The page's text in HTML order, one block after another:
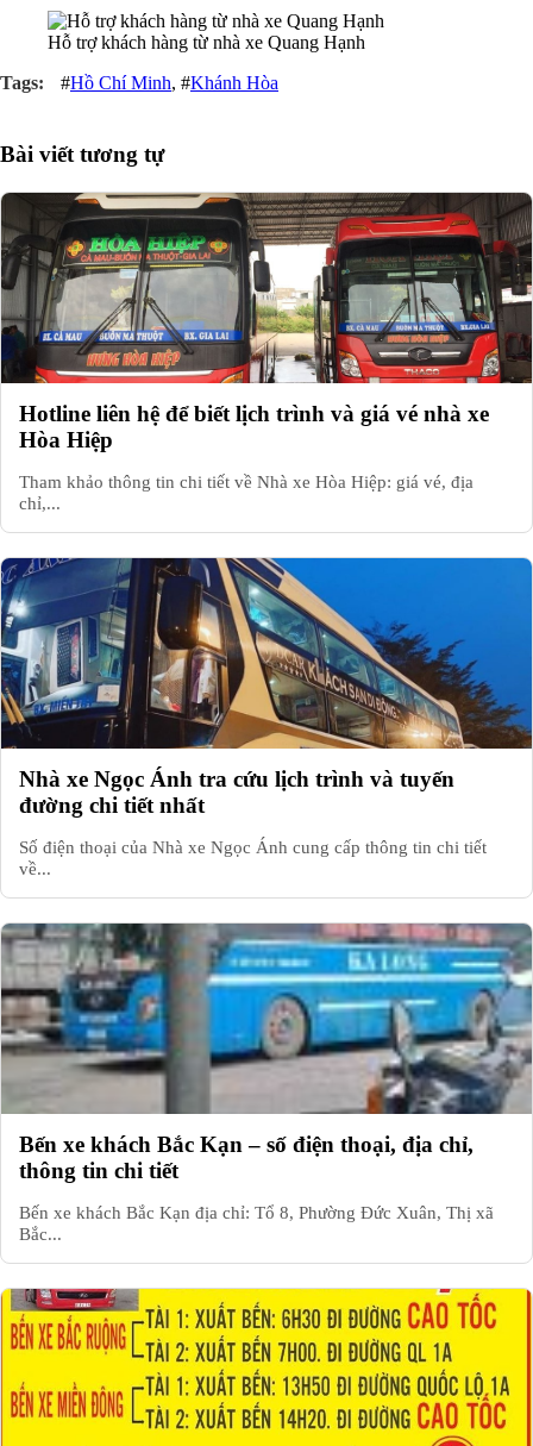
Hỗ trợ khách hàng từ nhà xe Quang Hạnh
#Hồ Chí Minh, #Khánh Hòa
Bài viết tương tự
Hotline liên hệ để biết lịch trình và giá vé nhà xe
Hòa Hiệp
Tham khảo thông tin chi tiết về Nhà xe Hòa Hiệp: giá vé, địa
chỉ,...
Nhà xe Ngọc Ánh tra cứu lịch trình và tuyến
đường chi tiết nhất
Số điện thoại của Nhà xe Ngọc Ánh cung cấp thông tin chi tiết
về...
Bến xe khách Bắc Kạn – số điện thoại, địa chỉ,
thông tin chi tiết
Bến xe khách Bắc Kạn địa chỉ: Tổ 8, Phường Đức Xuân, Thị xã
Bắc...